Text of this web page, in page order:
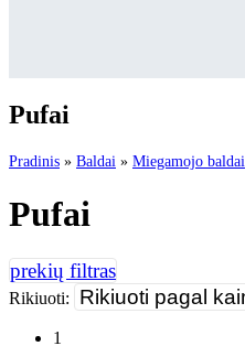
Pufai
Pradinis » Baldai » Miegamojo baldai
Pufai
Rikiuoti:
1